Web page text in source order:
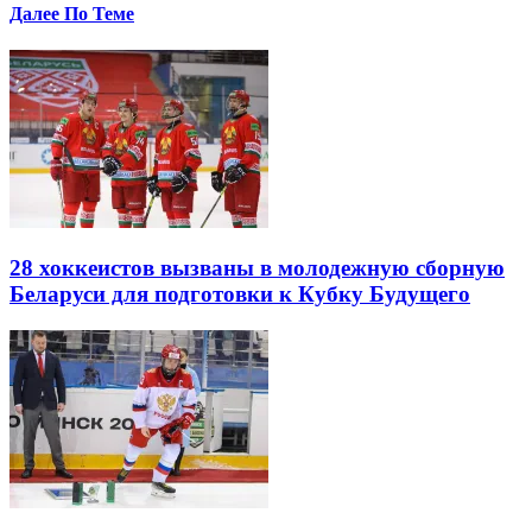
Далее По Теме
28 хоккеистов вызваны в молодежную сборную
Беларуси для подготовки к Кубку Будущего